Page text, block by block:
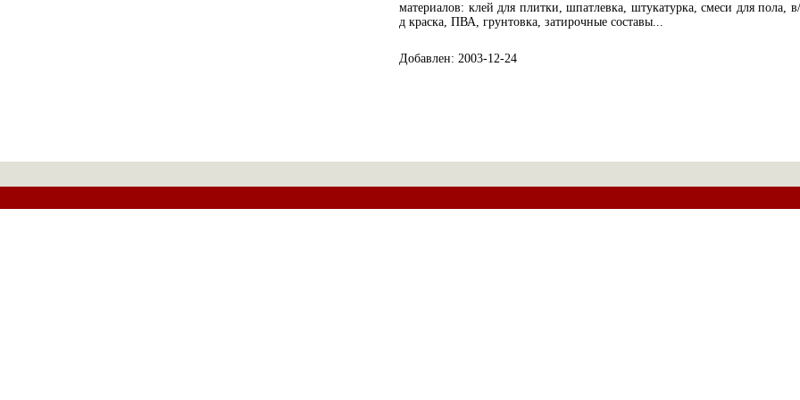
материалов: клей для плитки, шпатлевка, штукатурка, смеси для пола, в/
д краска, ПВА, грунтовка, затирочные составы...
Добавлен: 2003-12-24